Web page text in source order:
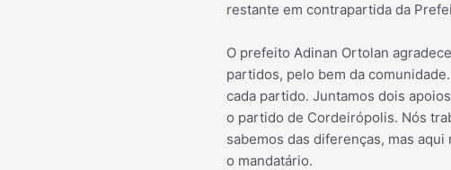
restante em contrapartida da
O prefeito Adinan Ortolan
partidos, pelo bem da
cada partido. Juntamos dois
o partido de Cordeirópolis. Nós
sabemos das diferenças, mas
o mandatário.